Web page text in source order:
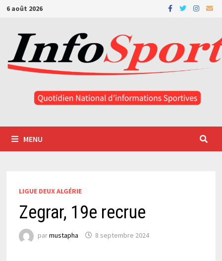
Passer
contenu
6 août 2026
MENU
LIGUE DEUX ALGÉRIE
Zegrar, 19e recrue
parmustapha 8 septembre 2024